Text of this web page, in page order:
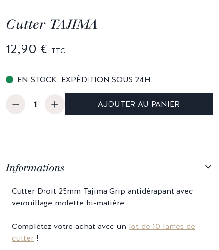
Cutter TAJIMA
12,90 € TTC
EN STOCK. EXPÉDITION SOUS 24H.
AJOUTER AU PANIER
Informations
Cutter Droit 25mm Tajima Grip antidérapant avec
verouillage molette bi-matière.
Complétez votre achat avec un lot de 10 lames de
cutter !